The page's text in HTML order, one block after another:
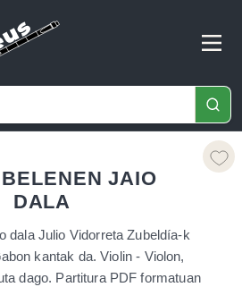
JAIO
DALA
dala Julio Vidorreta Zubeldía-k
kantak da. Violin - Violon,
dago. Partitura PDF formatuan